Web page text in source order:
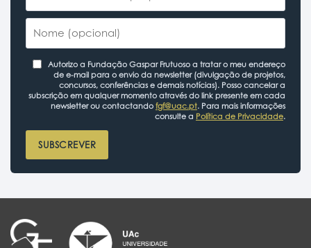
Autorizo a Fundação Gaspar Frutuoso a tratar o meu endereço
de e-mail para o envio da newsletter (divulgação de projetos,
concursos, conferências e demais notícias). Posso cancelar a
subscrição em qualquer momento através do link presente em cada
newsletter ou contactando fgf@uac.pt. Para mais informações
consulte a Política de Privacidade.
SUBSCREVER